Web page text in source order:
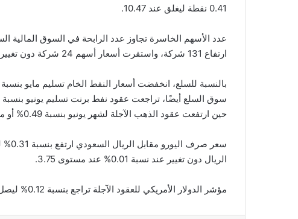
0.41 نقطة ليغلق عند 10.47.
ارتفاع 131 شركة، واستقرت أسعار أسهم 24 شركة دون تغيير.
حين ارتفعت عقود الذهب الآجلة لشهر يونيو بنسبة 0.49% أو ما يعادل 23.10 لتسجل 4,702.80 ريالًا سعوديًا للأونصة.
الريال دون تغيير عند نسبة 0.01% عند مستوى 3.75.
مؤشر الدولار الأمريكي للعقود الآجلة تراجع بنسبة 0.12% ليصل إلى مستوى 99.74.